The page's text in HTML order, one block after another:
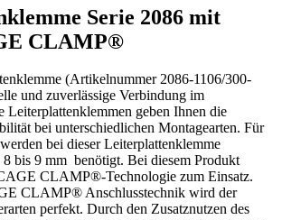
Serie 2086 mit
CLAMP®
(Artikelnummer 2086-1106/300-
und zuverlässige Verbindung im
Leiterplattenklemmen geben Ihnen die
bei unterschiedlichen Montagearten. Für
bei dieser Leiterplattenklemme
bis 9 mm benötigt. Bei diesem Produkt
CLAMP®-Technologie zum Einsatz.
CLAMP® Anschlusstechnik wird der
perfekt. Durch den Zusatznutzen des